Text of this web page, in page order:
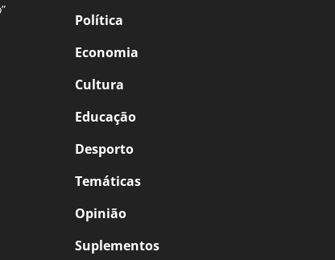
Política
Economia
Cultura
Educação
Desporto
Temáticas
Opinião
Suplementos